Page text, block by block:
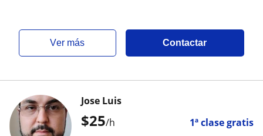
ver más Contactar
$25/h 1ª clase gratis
Jose Luis